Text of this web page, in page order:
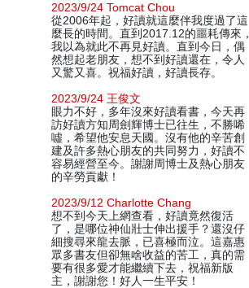
2023/9/24 Tomcat Chou
從2006年起，好讀就這麼伴我度過了這
麼長的時間。直到2017.12的噩耗傳來，
我以為就此不再見好讀。直到今日，偶
然想起老朋友，想不到好讀還在，令人
又驚又喜。祝福好讀，好讀長存。
2023/9/24 王俊文
眼力不好，多年沒來好讀看書，今天再
訪好讀方知周劍輝博士已往生，不勝唏
噓，希望他安息天國。沒有他的辛苦創
建及許多熱心朋友的共同努力，好讀不
容易經營至今。謝謝周博士及熱心朋友
的辛勞貢獻！
2023/9/12 Charlotte Chang
想不到今天上網查看，好讀竟然復活
了，是哪位神仙壯士伸出援手？還沒仔
細搜尋來龍去脈，已喜極而泣。這嘉惠
眾多書友但卻無啥收益的苦工，真的需
要有很多愛才能繼續下去，祝福新版
主，謝謝您！好人一生平安！